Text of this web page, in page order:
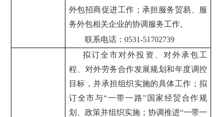
外包招商促进工作；承担服务贸易、服
务外包相关企业的协调服务工作。
联系电话：0531-51702739
拟订全市对外投资、对外承包工
程、对外劳务合作发展规划和年度调控
目标，并承担组织实施的具体工作；拟
订全市与“一带一路”国家经贸合作规
划、政策并组织实施；协调推进“一带一